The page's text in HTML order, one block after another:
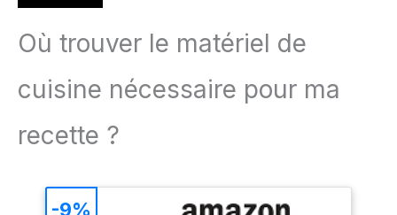
Où trouver le matériel de
cuisine nécessaire pour ma
recette ?
-9%